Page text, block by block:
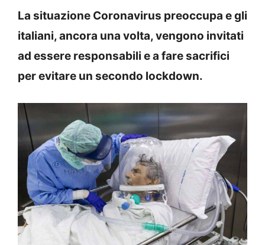
La situazione Coronavirus preoccupa e gli
italiani, ancora una volta, vengono invitati
ad essere responsabili e a fare sacrifici
per evitare un secondo lockdown.